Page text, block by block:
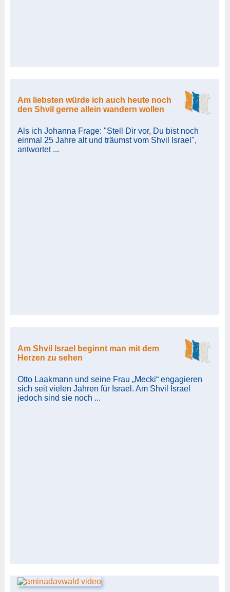
Am liebsten würde ich auch heute noch
den Shvil gerne allein wandern wollen
Als ich Johanna Frage: "Stell Dir vor, Du bist noch
einmal 25 Jahre alt und träumst vom Shvil Israel",
antwortet ...
Am Shvil Israel beginnt man mit dem
Herzen zu sehen
Otto Laakmann und seine Frau „Mecki“ engagieren
sich seit vielen Jahren für Israel. Am Shvil Israel
jedoch sind sie noch ...